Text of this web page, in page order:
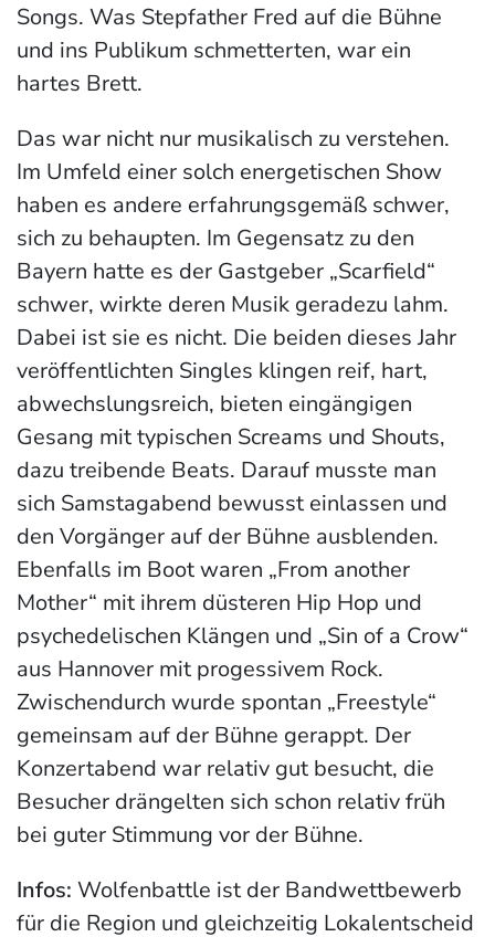
Songs. Was Stepfather Fred auf die Bühne
und ins Publikum schmetterten, war ein
hartes Brett.
Das war nicht nur musikalisch zu verstehen.
Im Umfeld einer solch energetischen Show
haben es andere erfahrungsgemäß schwer,
sich zu behaupten. Im Gegensatz zu den
Bayern hatte es der Gastgeber „Scarfield“
schwer, wirkte deren Musik geradezu lahm.
Dabei ist sie es nicht. Die beiden dieses Jahr
veröffentlichten Singles klingen reif, hart,
abwechslungsreich, bieten eingängigen
Gesang mit typischen Screams und Shouts,
dazu treibende Beats. Darauf musste man
sich Samstagabend bewusst einlassen und
den Vorgänger auf der Bühne ausblenden.
Ebenfalls im Boot waren „From another
Mother“ mit ihrem düsteren Hip Hop und
psychedelischen Klängen und „Sin of a Crow“
aus Hannover mit progessivem Rock.
Zwischendurch wurde spontan „Freestyle“
gemeinsam auf der Bühne gerappt. Der
Konzertabend war relativ gut besucht, die
Besucher drängelten sich schon relativ früh
bei guter Stimmung vor der Bühne.
Infos: Wolfenbattle ist der Bandwettbewerb
für die Region und gleichzeitig Lokalentscheid